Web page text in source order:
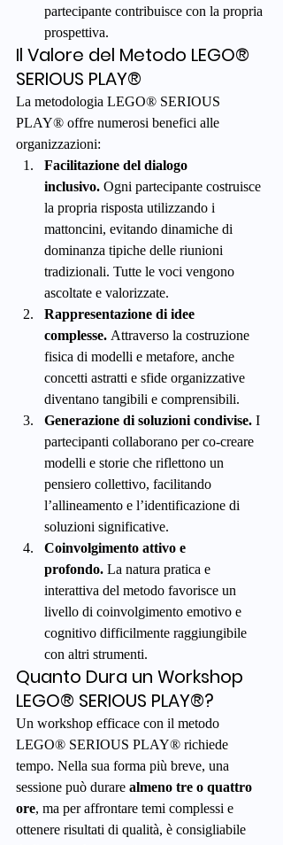
partecipante contribuisce con la propria
prospettiva.
Il Valore del Metodo LEGO®
SERIOUS PLAY®
La metodologia LEGO® SERIOUS
PLAY® offre numerosi benefici alle
organizzazioni:
Facilitazione del dialogo
inclusivo. Ogni partecipante costruisce
la propria risposta utilizzando i
mattoncini, evitando dinamiche di
dominanza tipiche delle riunioni
tradizionali. Tutte le voci vengono
ascoltate e valorizzate.
Rappresentazione di idee
complesse. Attraverso la costruzione
fisica di modelli e metafore, anche
concetti astratti e sfide organizzative
diventano tangibili e comprensibili.
Generazione di soluzioni condivise. I
partecipanti collaborano per co-creare
modelli e storie che riflettono un
pensiero collettivo, facilitando
l’allineamento e l’identificazione di
soluzioni significative.
Coinvolgimento attivo e
profondo. La natura pratica e
interattiva del metodo favorisce un
livello di coinvolgimento emotivo e
cognitivo difficilmente raggiungibile
con altri strumenti.
Quanto Dura un Workshop
LEGO® SERIOUS PLAY®?
Un workshop efficace con il metodo
LEGO® SERIOUS PLAY® richiede
tempo. Nella sua forma più breve, una
sessione può durare almeno tre o quattro
ore, ma per affrontare temi complessi e
ottenere risultati di qualità, è consigliabile